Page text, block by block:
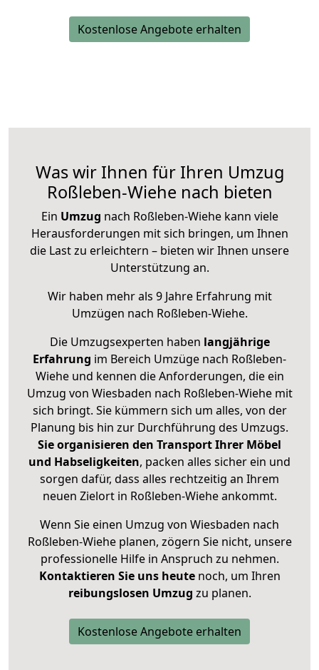
Kostenlose Angebote erhalten
Was wir Ihnen für Ihren Umzug
Roßleben-Wiehe nach bieten
Ein Umzug nach Roßleben-Wiehe kann viele
Herausforderungen mit sich bringen, um Ihnen
die Last zu erleichtern – bieten wir Ihnen unsere
Unterstützung an.
Wir haben mehr als 9 Jahre Erfahrung mit
Umzügen nach Roßleben-Wiehe.
Die Umzugsexperten haben langjährige
Erfahrung im Bereich Umzüge nach Roßleben-
Wiehe und kennen die Anforderungen, die ein
Umzug von Wiesbaden nach Roßleben-Wiehe mit
sich bringt. Sie kümmern sich um alles, von der
Planung bis hin zur Durchführung des Umzugs.
Sie organisieren den Transport Ihrer Möbel
und Habseligkeiten, packen alles sicher ein und
sorgen dafür, dass alles rechtzeitig an Ihrem
neuen Zielort in Roßleben-Wiehe ankommt.
Wenn Sie einen Umzug von Wiesbaden nach
Roßleben-Wiehe planen, zögern Sie nicht, unsere
professionelle Hilfe in Anspruch zu nehmen.
Kontaktieren Sie uns heutenoch, um Ihren
reibungslosen Umzug zu planen.
Kostenlose Angebote erhalten